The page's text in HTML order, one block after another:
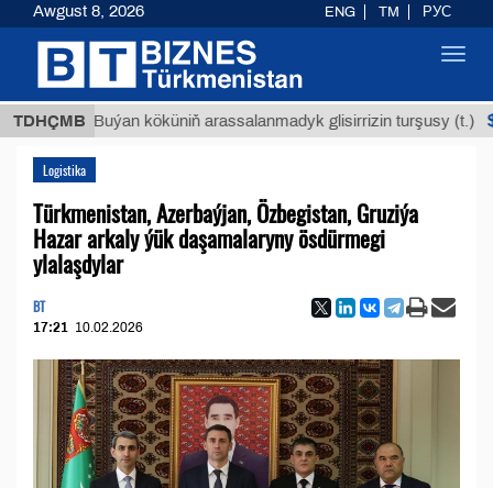
TDHÇMB
Buýan köküniň arassalanmadyk glisirrizin turşusy (t.)
Logistika
Türkmenistan, Azerbaýjan, Özbegistan, Gruziýa
Hazar arkaly ýük daşamalaryny ösdürmegi
ylalaşdylar
BT
17:21 10.02.2026
Awgust 8, 2026 ENG TM РУС